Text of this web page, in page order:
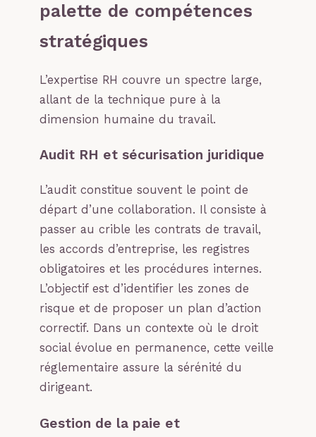
palette de compétences
stratégiques
L’expertise RH couvre un spectre large,
allant de la technique pure à la
dimension humaine du travail.
Audit RH et sécurisation juridique
L’audit constitue souvent le point de
départ d’une collaboration. Il consiste à
passer au crible les contrats de travail,
les accords d’entreprise, les registres
obligatoires et les procédures internes.
L’objectif est d’identifier les zones de
risque et de proposer un plan d’action
correctif. Dans un contexte où le droit
social évolue en permanence, cette veille
réglementaire assure la sérénité du
dirigeant.
Gestion de la paie et